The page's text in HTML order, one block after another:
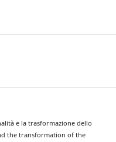
e la trasformazione dello
the transformation of the